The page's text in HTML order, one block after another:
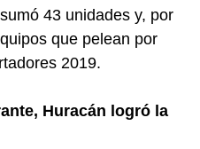
43 unidades y, por
que pelean por
2019.
Huracán logró la